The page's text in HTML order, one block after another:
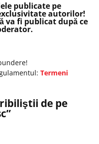
publicate pe
autorilor!
va fi publicat după ce
Termeni
de pe
”